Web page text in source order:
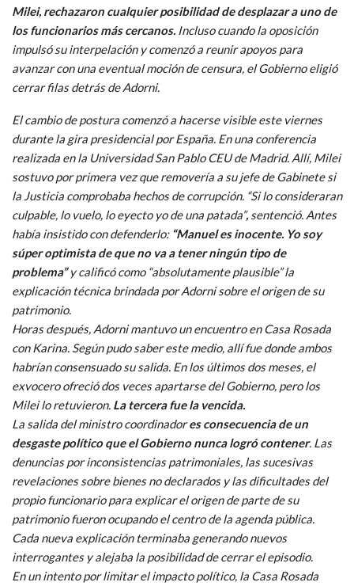
Milei, rechazaron cualquier posibilidad de desplazar a uno de
los funcionarios más cercanos. Incluso cuando la oposición
impulsó su interpelación y comenzó a reunir apoyos para
avanzar con una eventual moción de censura, el Gobierno eligió
cerrar filas detrás de Adorni.
El cambio de postura comenzó a hacerse visible este viernes
durante la gira presidencial por España. En una conferencia
realizada en la Universidad San Pablo CEU de Madrid. Allí, Milei
sostuvo por primera vez que removería a su jefe de Gabinete si
la Justicia comprobaba hechos de corrupción. “Si lo consideraran
culpable, lo vuelo, lo eyecto yo de una patada”, sentenció. Antes
había insistido con defenderlo: “Manuel es inocente. Yo soy
súper optimista de que no va a tener ningún tipo de
problema”y calificó como “absolutamente plausible” la
explicación técnica brindada por Adorni sobre el origen de su
patrimonio.
Horas después, Adorni mantuvo un encuentro en Casa Rosada
con Karina. Según pudo saber este medio, allí fue donde ambos
habrían consensuado su salida. En los últimos dos meses, el
exvocero ofreció dos veces apartarse del Gobierno, pero los
Milei lo retuvieron. La tercera fue la vencida.
La salida del ministro coordinadores consecuencia de un
desgaste político que el Gobierno nunca logró contener. Las
denuncias por inconsistencias patrimoniales, las sucesivas
revelaciones sobre bienes no declarados y las dificultades del
propio funcionario para explicar el origen de parte de su
patrimonio fueron ocupando el centro de la agenda pública.
Cada nueva explicación terminaba generando nuevos
interrogantes y alejaba la posibilidad de cerrar el episodio.
En un intento por limitar el impacto político, la Casa Rosada